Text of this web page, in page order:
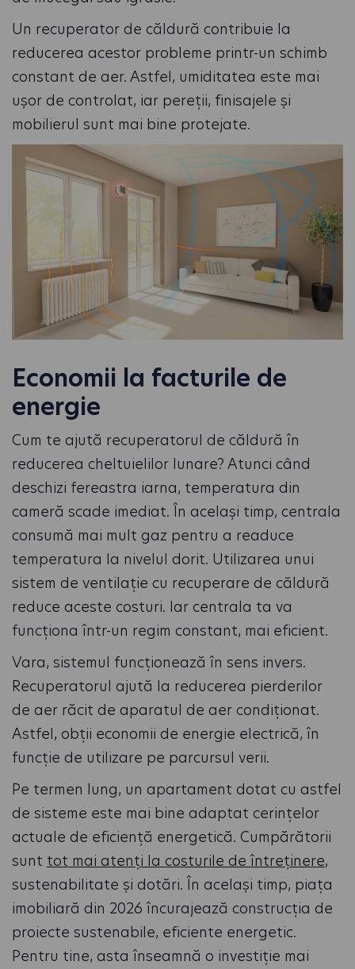
Un recuperator de căldură contribuie la
reducerea acestor probleme printr-un schimb
constant de aer. Astfel, umiditatea este mai
ușor de controlat, iar pereții, finisajele și
mobilierul sunt mai bine protejate.
Economii la facturile de
energie
Cum te ajută recuperatorul de căldură în
reducerea cheltuielilor lunare? Atunci când
deschizi fereastra iarna, temperatura din
cameră scade imediat. În același timp, centrala
consumă mai mult gaz pentru a readuce
temperatura la nivelul dorit. Utilizarea unui
sistem de ventilație cu recuperare de căldură
reduce aceste costuri. Iar centrala ta va
funcționa într-un regim constant, mai eficient.
Vara, sistemul funcționează în sens invers.
Recuperatorul ajută la reducerea pierderilor
de aer răcit de aparatul de aer condiționat.
Astfel, obții economii de energie electrică, în
funcție de utilizare pe parcursul verii.
Pe termen lung, un apartament dotat cu astfel
de sisteme este mai bine adaptat cerințelor
actuale de eficiență energetică. Cumpărătorii
sunt tot mai atenți la costurile de întreținere,
sustenabilitate și dotări. În același timp, piața
imobiliară din 2026 încurajează construcția de
proiecte sustenabile, eficiente energetic.
Pentru tine, asta înseamnă o investiție mai